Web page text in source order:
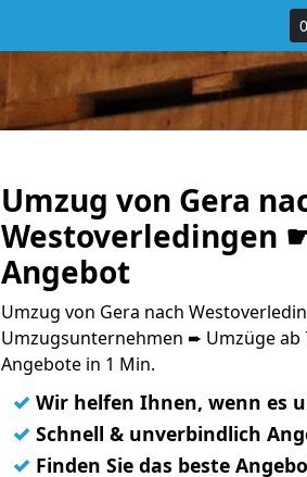
Umzug von Gera
Westoverledingen
Angebot
Umzug von Gera nach
Umzugsunternehmen ➨ Umzüge ab
Angebote in 1 Min.
✓ Wir helfen Ihnen, wenn es
✓ Schnell & unverbindlich
✓ Finden Sie das beste